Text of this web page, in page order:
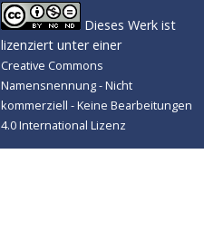
Dieses Werk ist
lizenziert unter einer
Creative Commons
Namensnennung - Nicht
kommerziell - Keine Bearbeitungen
4.0 International Lizenz